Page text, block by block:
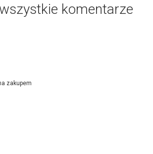
komentarze
zakupem